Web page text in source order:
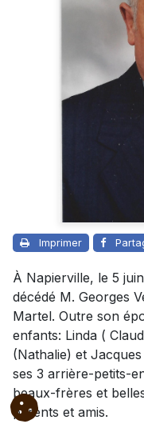
Imprimer
À Napierville, le 5
décédé M. Georges
Martel. Outre son
enfants: Linda (
(Nathalie) et
ses 3 arrière-petits-
beaux-frères et
parents et amis.